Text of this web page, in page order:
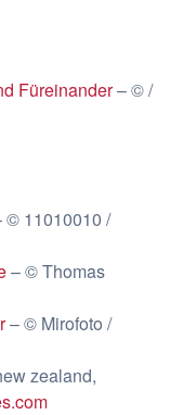
Füreinander– © /
11010010 /
– © Thomas
– © Mirofoto /
zealand,